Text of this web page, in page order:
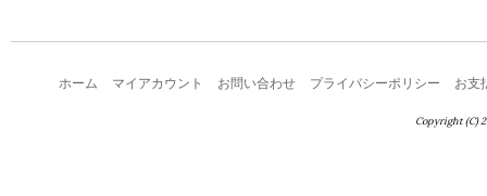
ホーム マイアカウント お問い合わせ プライバシーポリシー お支
Copyright (C)